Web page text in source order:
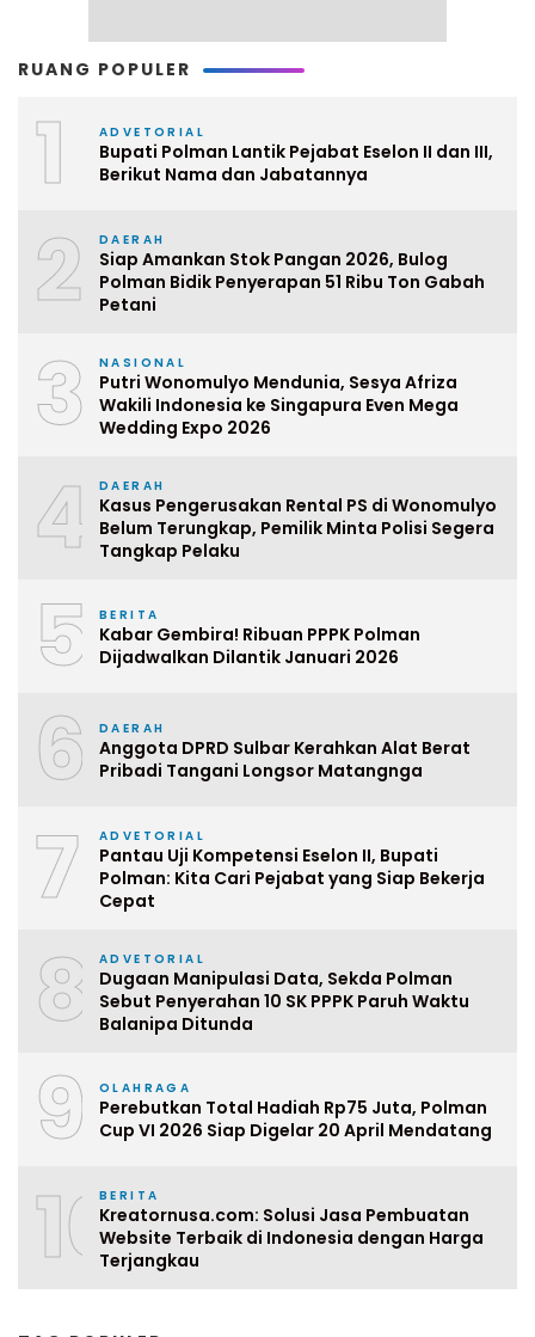
RUANG POPULER
1 ADVETORIAL
Bupati Polman Lantik Pejabat Eselon II dan III,
Berikut Nama dan Jabatannya
2 DAERAH
Siap Amankan Stok Pangan 2026, Bulog
Polman Bidik Penyerapan 51 Ribu Ton Gabah
Petani
3 NASIONAL
Putri Wonomulyo Mendunia, Sesya Afriza
Wakili Indonesia ke Singapura Even Mega
Wedding Expo 2026
4 DAERAH
Kasus Pengerusakan Rental PS di Wonomulyo
Belum Terungkap, Pemilik Minta Polisi Segera
Tangkap Pelaku
5 BERITA
Kabar Gembira! Ribuan PPPK Polman
Dijadwalkan Dilantik Januari 2026
6 DAERAH
Anggota DPRD Sulbar Kerahkan Alat Berat
Pribadi Tangani Longsor Matangnga
7 ADVETORIAL
Pantau Uji Kompetensi Eselon II, Bupati
Polman: Kita Cari Pejabat yang Siap Bekerja
Cepat
8 ADVETORIAL
Dugaan Manipulasi Data, Sekda Polman
Sebut Penyerahan 10 SK PPPK Paruh Waktu
Balanipa Ditunda
9 OLAHRAGA
Perebutkan Total Hadiah Rp75 Juta, Polman
Cup VI 2026 Siap Digelar 20 April Mendatang
10BERITA
Kreatornusa.com: Solusi Jasa Pembuatan
Website Terbaik di Indonesia dengan Harga
Terjangkau